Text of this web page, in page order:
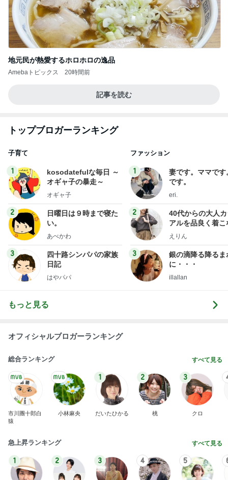
地元民が熱愛するホロホロの逸品
Amebaトピックス 20時間前
記事を読む
トップブロガーランキング
子育て
1
kosodatefulな毎日 ～
オギャ子の暴走～
オギャ子
2
日曜日は９時まで寝た
い。
あべかわ
3
四十路シンパパの家族
日記
はやパパ
ファッション
1
妻です。ママです
です。
eri.
2
40代からの大人
アルを品良く着こ
ファッションブロ
えりん
3
銀の滴降る降るま
に・・・
illallan
もっと見る
オフィシャルブロガーランキング
総合ランキング すべて見る
市川團十郎白
猿
小林麻央
1
だいたひかる
2
桃
3
クロ
急上昇ランキング すべて見る
1 2 3 4 5